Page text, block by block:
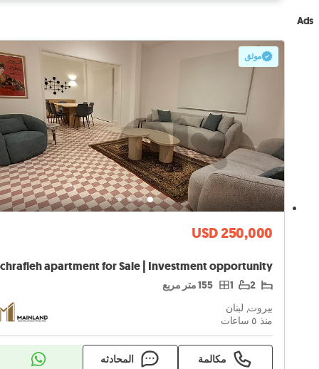
Ads
موثق
USD 250,000
2
1 155 متر مربع
بيروت, لبنان
منذ ٥ ساعات
مكالمة المحادثه